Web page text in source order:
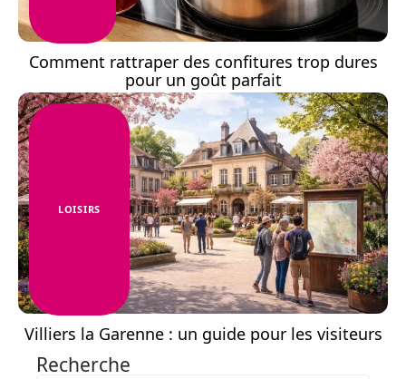
Comment rattraper des confitures trop dures
pour un goût parfait
LOISIRS
Villiers la Garenne : un guide pour les visiteurs
Recherche